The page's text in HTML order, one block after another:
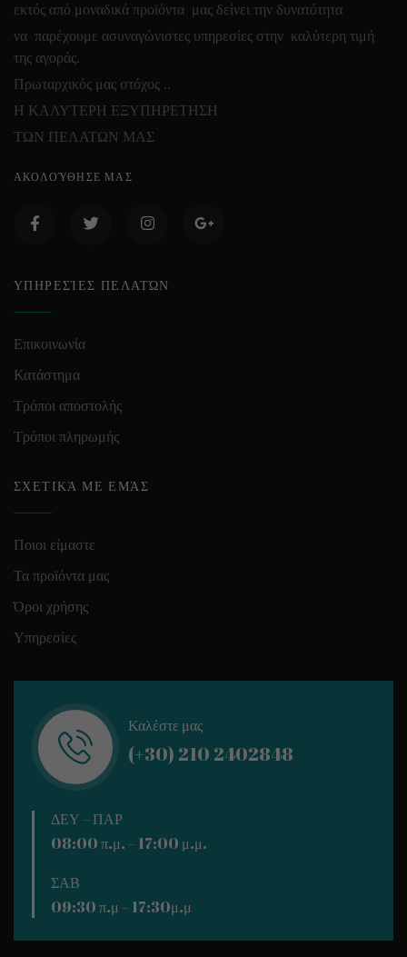
εκτός από μοναδικά προϊόντα μας δείνει την δυνατότητα
να παρέχουμε ασυναγώνιστες υπηρεσίες στην καλύτερη τιμή
της αγοράς.
Πρωταρχικός μας στόχος ..
Η ΚΑΛΥΤΕΡΗ ΕΞΥΠΗΡΕΤΗΣΗ
ΤΩΝ ΠΕΛΑΤΩΝ ΜΑΣ
ΑΚΟΛΟΎΘΗΣΕ ΜΑΣ
ΥΠΗΡΕΣΊΕΣ ΠΕΛΑΤΏΝ
Επικοινωνία
Κατάστημα
Τρόποι αποστολής
Τρόποι πληρωμής
ΣΧΕΤΙΚΆ ΜΕ ΕΜΆΣ
Ποιοι είμαστε
Τα προϊόντα μας
Όροι χρήσης
Υπηρεσίες
Καλέστε μας
(+30) 210 2402848
ΔΕΥ – ΠΑΡ
08:00 π.μ. – 17:00 μ.μ.
ΣΑΒ
09:30 π.μ – 17:30μ.μ